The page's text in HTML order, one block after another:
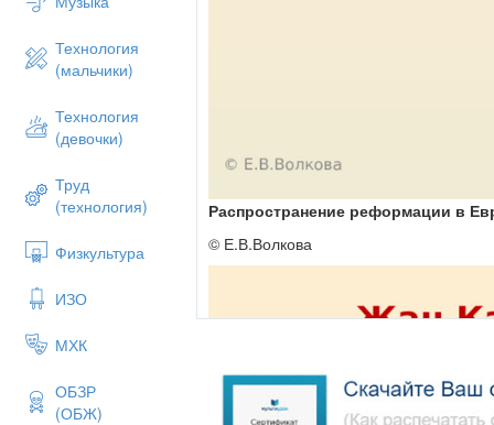
Технология
(мальчики)
Технология
(девочки)
Труд
(технология)
Физкультура
ИЗО
МХК
ОБЗР
(ОБЖ)
Распространение реформации в
© Е.В.Волкова